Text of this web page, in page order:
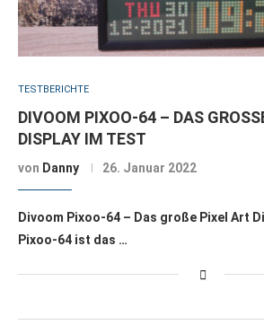
TESTBERICHTE
DIVOOM PIXOO-64 – DAS GROSSE
ISPLAY IM TEST
von Danny 26. Januar 2022
Divoom Pixoo-64 – Das große Pixel Art
Pixoo-64 ist das …